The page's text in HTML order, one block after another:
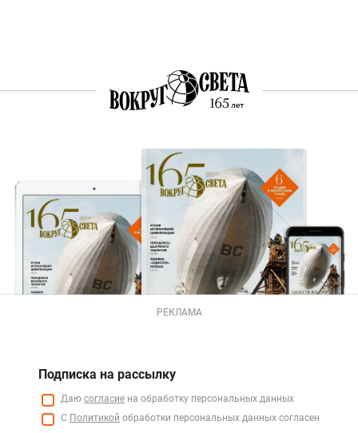
РЕКЛАМА
Подписка на рассылку
Даю согласие на обработку персональных данных
С Политикой обработки персональных данных согласен